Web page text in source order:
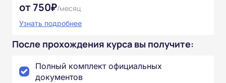
от 750₽/месяц
Узнать подробнее
После прохождения курса вы получите:
Полный комплект официальных
документов